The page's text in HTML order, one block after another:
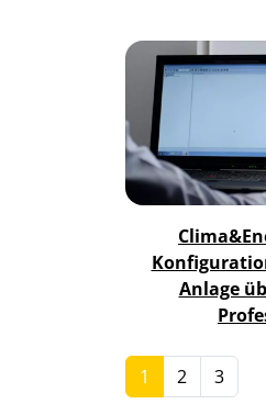
Anlage
1 2 3